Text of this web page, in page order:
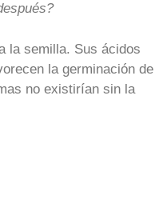
la semilla. Sus ácidos
la germinación de
no existirían sin la